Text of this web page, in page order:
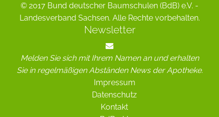
© 2017 Bund deutscher Baumschulen (BdB) e.V. -
Landesverband Sachsen. Alle Rechte vorbehalten.
Newsletter
Melden Sie sich mit Ihrem Namen an und erhalten
Sie in regelmäßigen Abständen News der Apotheke.
Impressum
Datenschutz
Kontakt